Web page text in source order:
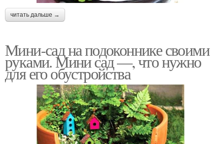
читать дальше →
Мини-сад на подоконнике своими
руками. Мини сад —, что нужно
для его обустройства